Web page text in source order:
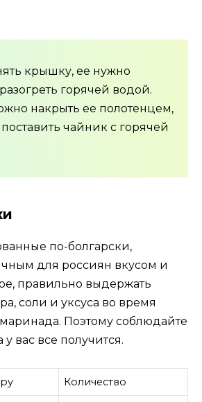
крышку, ее нужно
горячей водой.
накрыть ее полотенцем,
поставить чайник с горячей
по-болгарски,
для россиян вкусом и
правильно выдержать
соли и уксуса во время
Поэтому соблюдайте
у вас все получится.
Количество